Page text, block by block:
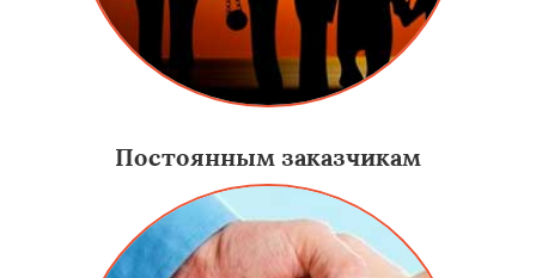
Постоянным заказчикам